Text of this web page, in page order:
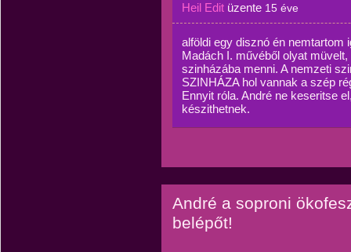
Heil Edit üzente 15 éve
alföldi egy disznó én
Madách I. művéből olyat
szinházába menni. A nemzeti
SZINHÁZA hol vannak a szép
Ennyit róla. André ne keseritse
készithetnek.
André a soproni
belépőt!